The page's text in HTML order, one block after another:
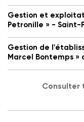
Gestion et
Petronille » -
Gestion de
Marcel Bontemps
Consulter